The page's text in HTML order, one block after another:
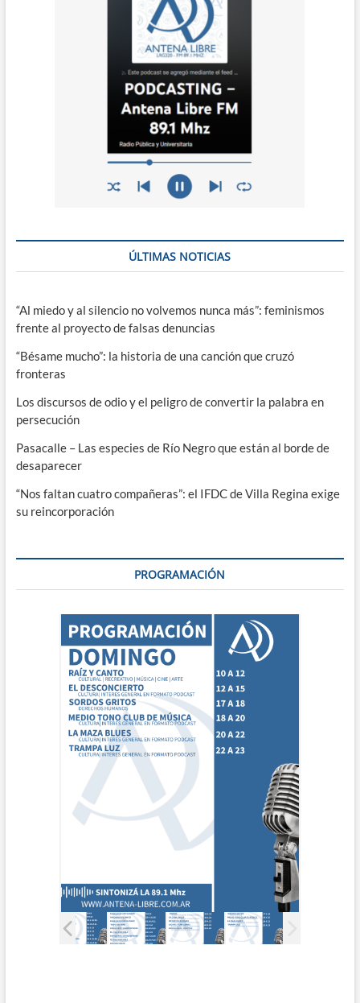
ÚLTIMAS NOTICIAS
“Al miedo y al silencio no volvemos nunca más”: feminismos
frente al proyecto de falsas denuncias
“Bésame mucho”: la historia de una canción que cruzó
fronteras
Los discursos de odio y el peligro de convertir la palabra en
persecución
Pasacalle – Las especies de Río Negro que están al borde de
desaparecer
“Nos faltan cuatro compañeras”: el IFDC de Villa Regina exige
su reincorporación
PROGRAMACIÓN